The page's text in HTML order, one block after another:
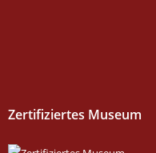
Zertifiziertes Museum